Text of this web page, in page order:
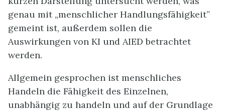
genau mit „menschlicher Handlungsfähigkeit”
gemeint ist, außerdem sollen die
Auswirkungen von KI und AIED betrachtet
werden.
Allgemein gesprochen ist menschliches
Handeln die Fähigkeit des Einzelnen,
unabhängig zu handeln und auf der Grundlage